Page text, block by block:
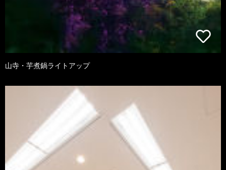
山寺・芋煮鍋ライトアップ